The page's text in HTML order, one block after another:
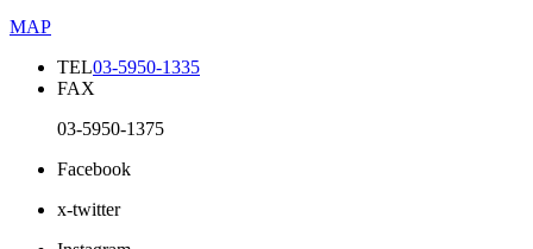
MAP
TEL03-5950-1335
FAX
03-5950-1375
Facebook
x-twitter